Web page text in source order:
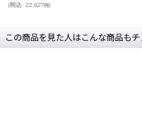
(税込: 22,627円)
この商品を見た人はこんな商品も